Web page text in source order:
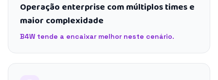
Operação enterprise com múltiplos times e
maior complexidade
B4W tende a encaixar melhor neste cenário.